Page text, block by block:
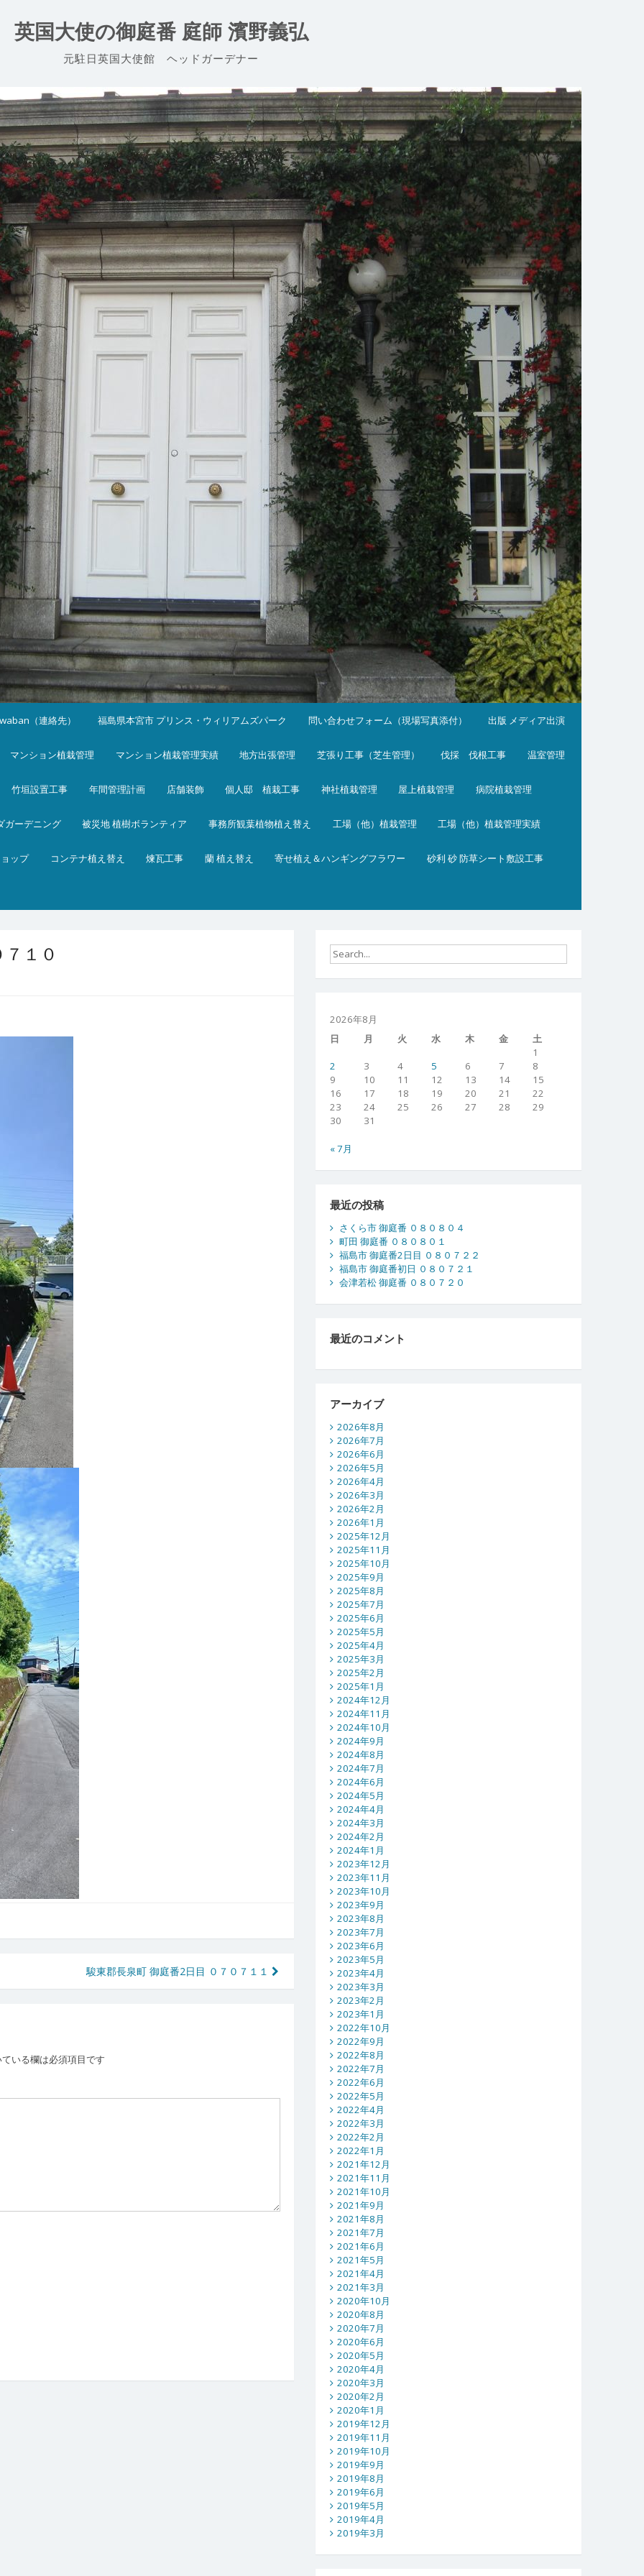
英国大使の御庭番 庭師 濱野義弘
元駐日英国大使館 ヘッドガーデナー
（連絡先） 福島県本宮市 プリンス・ウィリアムズパーク 問い合わせフォーム（現場写真添付） 出版 メディア出演
マンション植栽管理 マンション植栽管理実績 地方出張管理 芝張り工事（芝生管理） 伐採 伐根工事 温室管理
竹垣設置工事 年間管理計画 店舗装飾 個人邸 植栽工事 神社植栽管理 屋上植栽管理 病院植栽管理
ガーデニング 被災地 植樹ボランティア 事務所観葉植物植え替え 工場（他）植栽管理 工場（他）植栽管理実績
ップ コンテナ植え替え 煉瓦工事 蘭 植え替え 寄せ植え＆ハンギングフラワー 砂利 砂 防草シート敷設工事
１０
駿東郡長泉町 御庭番2日目 ０７０７１１
いる欄は必須項目です
2026年8月
日
月 火 水 木 金
土
1
2
3 4 5 6 7
8
9
10 11 12 13 14
15
16
17 18 19 20 21
22
23
24 25 26 27 28
29
30
31
« 7月
最近の投稿
さくら市 御庭番 ０８０８０４
町田 御庭番 ０８０８０１
福島市 御庭番2日目 ０８０７２２
福島市 御庭番初日 ０８０７２１
会津若松 御庭番 ０８０７２０
最近のコメント
アーカイブ
2026年8月
2026年7月
2026年6月
2026年5月
2026年4月
2026年3月
2026年2月
2026年1月
2025年12月
2025年11月
2025年10月
2025年9月
2025年8月
2025年7月
2025年6月
2025年5月
2025年4月
2025年3月
2025年2月
2025年1月
2024年12月
2024年11月
2024年10月
2024年9月
2024年8月
2024年7月
2024年6月
2024年5月
2024年4月
2024年3月
2024年2月
2024年1月
2023年12月
2023年11月
2023年10月
2023年9月
2023年8月
2023年7月
2023年6月
2023年5月
2023年4月
2023年3月
2023年2月
2023年1月
2022年10月
2022年9月
2022年8月
2022年7月
2022年6月
2022年5月
2022年4月
2022年3月
2022年2月
2022年1月
2021年12月
2021年11月
2021年10月
2021年9月
2021年8月
2021年7月
2021年6月
2021年5月
2021年4月
2021年3月
2020年10月
2020年8月
2020年7月
2020年6月
2020年5月
2020年4月
2020年3月
2020年2月
2020年1月
2019年12月
2019年11月
2019年10月
2019年9月
2019年8月
2019年6月
2019年5月
2019年4月
2019年3月